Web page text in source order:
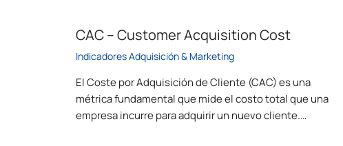
CAC – Customer Acquisition Cost
Indicadores Adquisición & Marketing
El Coste por Adquisición de Cliente (CAC) es una
métrica fundamental que mide el costo total que una
empresa incurre para adquirir un nuevo cliente.…